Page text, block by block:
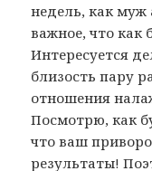
недель, как муж
важное, что как
Интересуется
близость пару
отношения
Посмотрю, как
что ваш
результаты!